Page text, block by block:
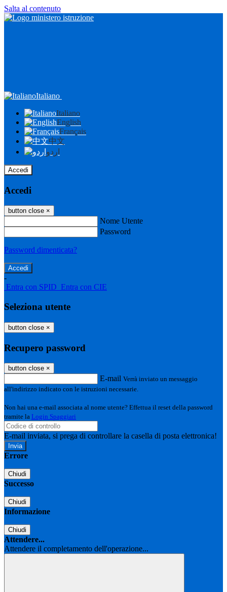
Salta al contenuto
Italiano
Italiano
English
Français
中文
اردو
Accedi
Accedi
button close ×
Nome Utente
Password
Password dimenticata?
-
Entra con SPID Entra con CIE
Seleziona utente
button close ×
Recupero password
button close ×
E-mail Verrà inviato un messaggio
all'indirizzo indicato con le istruzioni necessarie.
Non hai una e-mail associata al nome utente? Effettua il reset della password
tramite la Login Spaggiari
E-mail inviata, si prega di controllare la casella di posta elettronica!
Errore
Chiudi
Successo
Chiudi
Informazione
Chiudi
Attendere...
Attendere il completamento dell'operazione...